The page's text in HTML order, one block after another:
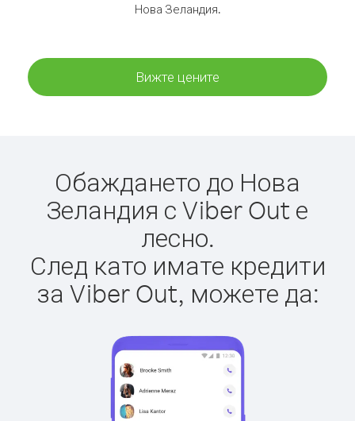
Нова Зеландия.
Вижте цените
Обаждането до Нова
Зеландия с Viber Out е
лесно.
След като имате кредити
за Viber Out, можете да: